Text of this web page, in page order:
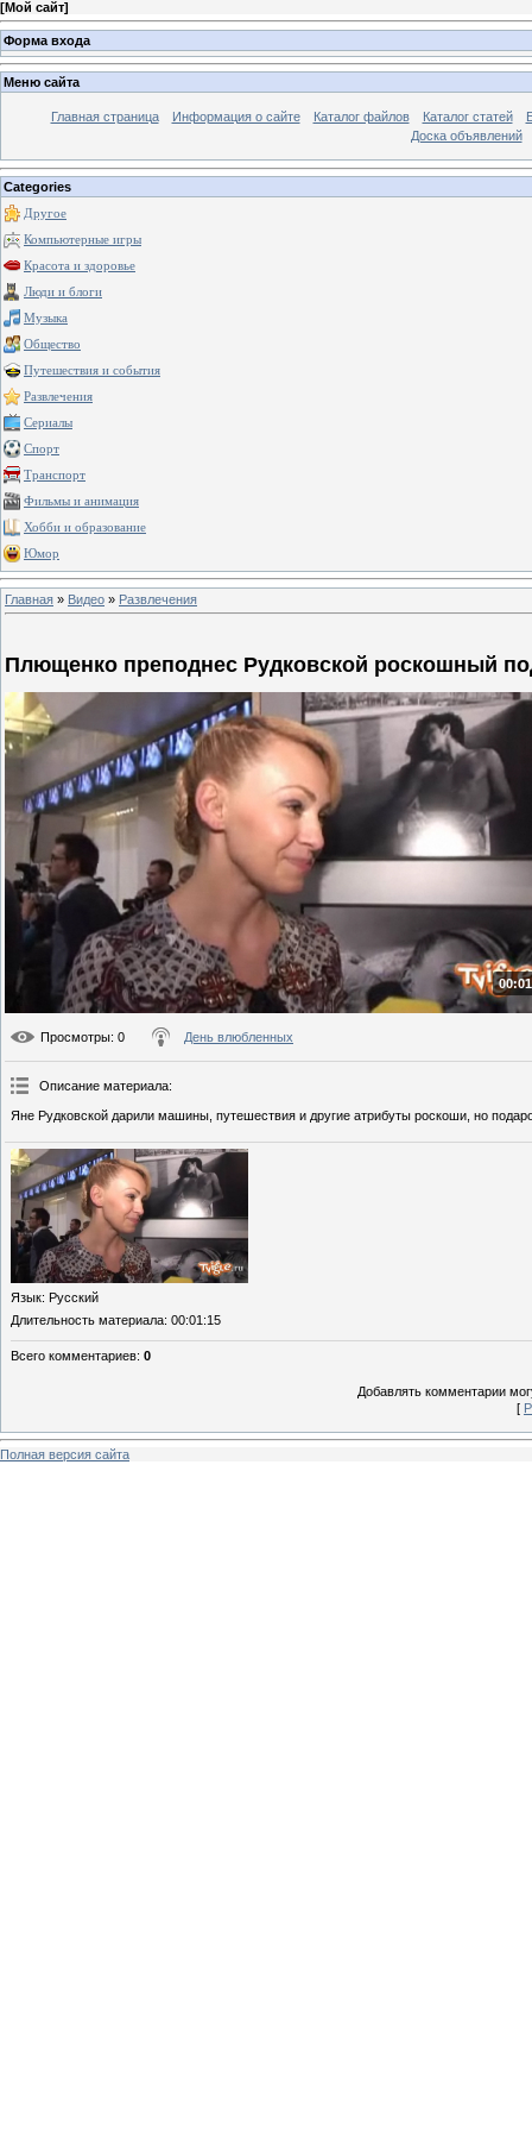
[Мой сайт]
Форма входа
Меню сайта
Главная страница Информация о сайте Каталог файлов Каталог статей
Доска объявлений
Categories
Другое
Компьютерные игры
Красота и здоровье
Люди и блоги
Музыка
Общество
Путешествия и события
Развлечения
Сериалы
Спорт
Транспорт
Фильмы и анимация
Хобби и образование
Юмор
Главная » Видео » Развлечения
Плющенко преподнес Рудковской роскошный
Просмотры: 0 День влюбленных
Описание материала:
Яне Рудковской дарили машины, путешествия и другие атрибуты роскоши, но
Язык: Русский
Длительность материала: 00:01:15
Всего комментариев: 0
Добавлять комментарии
[
Полная версия сайта